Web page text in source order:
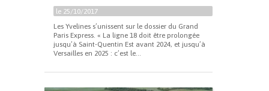
le 25/10/2017
Les Yvelines s’unissent sur le dossier du Grand
Paris Express. « La ligne 18 doit être prolongée
jusqu’à Saint-Quentin Est avant 2024, et jusqu’à
Versailles en 2025 : c’est le...